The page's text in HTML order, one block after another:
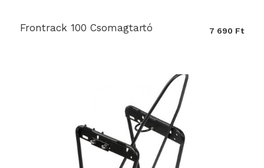
Frontrack 100 Csomagtartó 7 690 Ft